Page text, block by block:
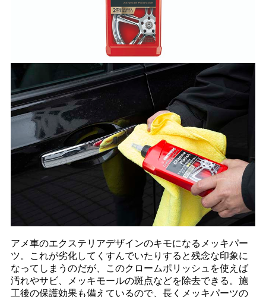
アメ車のエクステリアデザインのキモになるメッキパー
ツ。これが劣化してくすんでいたりすると残念な印象に
なってしまうのだが、このクロームポリッシュを使えば
汚れやサビ、メッキモールの斑点などを除去できる。施
工後の保護効果も備えているので、長くメッキパーツの